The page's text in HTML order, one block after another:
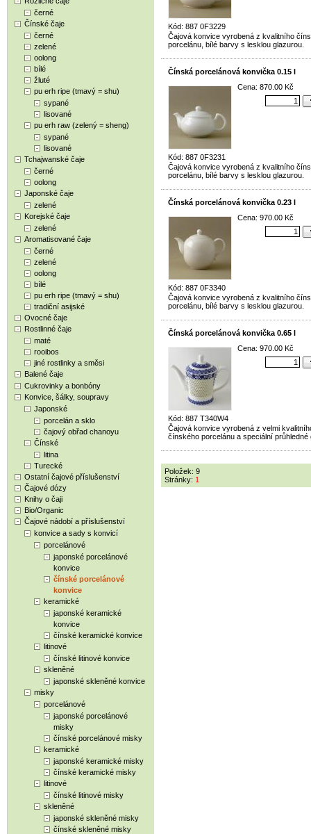
černé
Čínské čaje
černé
zelené
oolong
bílé
žluté
pu erh ripe (tmavý = shu)
sypané
lisované
pu erh raw (zelený = sheng)
sypané
lisované
Tchajwanské čaje
černé
oolong
Japonské čaje
zelené
Korejské čaje
zelené
Aromatisované čaje
černé
zelené
oolong
bílé
pu erh ripe (tmavý = shu)
tradiční asijské
Ovocné čaje
Rostlinné čaje
maté
rooibos
jiné rostlinky a směsi
Balené čaje
Cukrovinky a bonbóny
Konvice, šálky, soupravy
Japonské
porcelán a sklo
čajový obřad chanoyu
Čínské
litina
Turecké
Ostatní čajové příslušenství
Čajové dózy
Knihy o čaji
Bio/Organic
Čajové nádobí a příslušenství
konvice a sady s konvicí
porcelánové
japonské porcelánové
konvice
čínské porcelánové
konvice
keramické
japonské keramické
konvice
čínské keramické konvice
litinové
čínské litinové konvice
skleněné
japonské skleněné konvice
misky
porcelánové
japonské porcelánové
misky
čínské porcelánové misky
keramické
japonské keramické misky
čínské keramické misky
litinové
čínské litinové misky
skleněné
japonské skleněné misky
čínské skleněné misky
Kód: 887 0F3229
Čajová konvice vyrobená z kvalitního
porcelánu, bílé barvy s lesklou glazurou.
Čínská porcelánová konvička 0.15 l
Kód: 887 0F3231
Cena: 870.00 Kč
Čajová konvice vyrobená z kvalitního
porcelánu, bílé barvy s lesklou glazurou.
Čínská porcelánová konvička 0.23 l
Kód: 887 0F3340
Cena: 970.00 Kč
Čajová konvice vyrobená z kvalitního
porcelánu, bílé barvy s lesklou glazurou.
Čínská porcelánová konvička 0.65 l
Kód: 887 T340W4
Cena: 970.00 Kč
Čajová konvice vyrobená z velmi
čínského porcelánu a speciální průhledné
Položek: 9
Stránky: 1